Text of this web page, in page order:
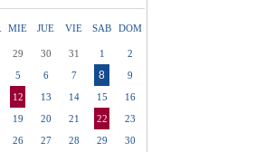
MIE JUE VIE SAB DOM
29 30 31 1
2
5 6 7 8
9
12 13 14 15
16
19 20 21 22
23
26 27 28 29
30